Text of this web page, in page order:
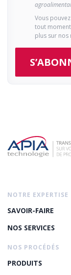
Vous
tout
plus sur
NOTRE EXPERTISE
SAVOIR-FAIRE
NOS SERVICES
NOS PROCÉDÉS
PRODUITS